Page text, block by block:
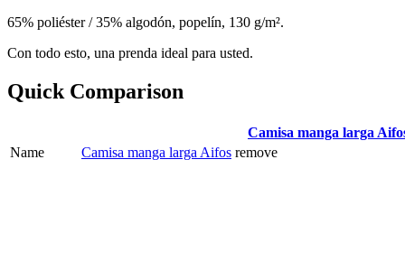
65% poliéster / 35% algodón, popelín, 130 g/m².
Con todo esto, una prenda ideal para usted.
Quick Comparison
Camisa manga larga
Name
Camisa manga larga Aifos remove